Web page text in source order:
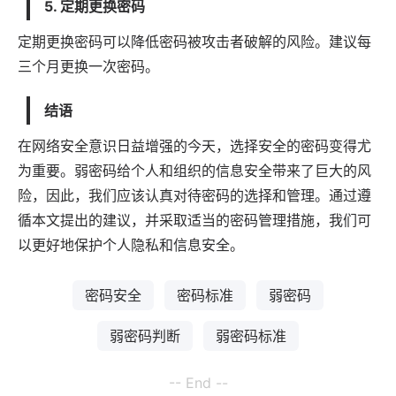
5. 定期更换密码
定期更换密码可以降低密码被攻击者破解的风险。建议每
三个月更换一次密码。
结语
在网络安全意识日益增强的今天，选择安全的密码变得尤
为重要。弱密码给个人和组织的信息安全带来了巨大的风
险，因此，我们应该认真对待密码的选择和管理。通过遵
循本文提出的建议，并采取适当的密码管理措施，我们可
以更好地保护个人隐私和信息安全。
密码安全 密码标准 弱密码
弱密码判断 弱密码标准
-- End --